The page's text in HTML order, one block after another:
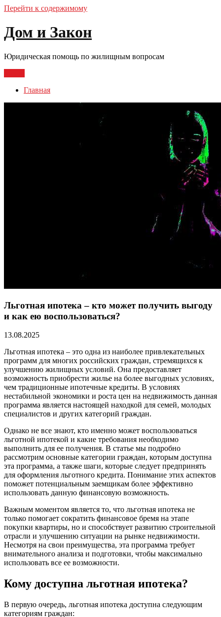
Перейти к содержимому
Дом и Закон
Юридическая помощь по жилищным вопросам
Главная
Льготная ипотека – кто может получить выгоду
и как ею воспользоваться?
13.08.2025
Льготная ипотека – это одна из наиболее привлекательных
программ для многих российских граждан, стремящихся к
улучшению жилищных условий. Она предоставляет
возможность приобрести жилье на более выгодных условиях,
чем традиционные ипотечные кредиты. В условиях
нестабильной экономики и роста цен на недвижимость данная
программа является настоящей находкой для семей, молодых
специалистов и других категорий граждан.
Однако не все знают, кто именно может воспользоваться
льготной ипотекой и какие требования необходимо
выполнить для ее получения. В статье мы подробно
рассмотрим основные категории граждан, которым доступна
эта программа, а также шаги, которые следует предпринять
для оформления льготного кредита. Понимание этих аспектов
поможет потенциальным заемщикам более эффективно
использовать данную финансовую возможность.
Важным моментом является то, что льготная ипотека не
только помогает сократить финансовое бремя на этапе
покупки квартиры, но и способствует развитию строительной
отрасли и улучшению ситуации на рынке недвижимости.
Несмотря на свои преимущества, эта программа требует
внимательного анализа и подготовки, чтобы максимально
использовать все ее возможности.
Кому доступна льготная ипотека?
В первую очередь, льготная ипотека доступна следующим
категориям граждан: